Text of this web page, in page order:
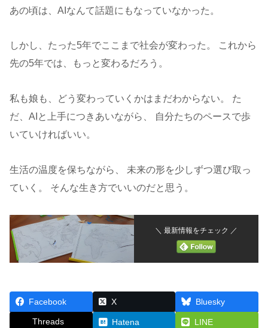
あの頃は、AIなんて話題にもなっていなかった。
しかし、たった5年でここまで社会が変わった。 これから
先の5年では、もっと変わるだろう。
私も娘も、どう変わっていくかはまだわからない。 た
だ、AIと上手につきあいながら、 自分たちのペースで歩
いていければいい。
生活の温度を保ちながら、 未来の形を少しずつ選び取っ
ていく。 そんな生き方でいいのだと思う。
＼ 最新情報をチェック ／
Facebook X Bluesky
Threads Hatena LINE